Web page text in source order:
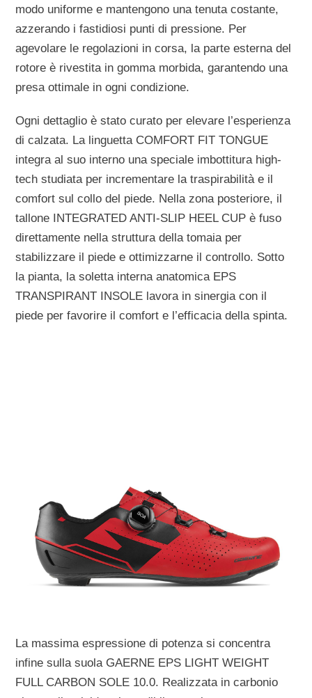
modo uniforme e mantengono una tenuta costante,
azzerando i fastidiosi punti di pressione. Per
agevolare le regolazioni in corsa, la parte esterna del
rotore è rivestita in gomma morbida, garantendo una
presa ottimale in ogni condizione.
Ogni dettaglio è stato curato per elevare l’esperienza
di calzata. La linguetta COMFORT FIT TONGUE
integra al suo interno una speciale imbottitura high-
tech studiata per incrementare la traspirabilità e il
comfort sul collo del piede. Nella zona posteriore, il
tallone INTEGRATED ANTI-SLIP HEEL CUP è fuso
direttamente nella struttura della tomaia per
stabilizzare il piede e ottimizzarne il controllo. Sotto
la pianta, la soletta interna anatomica EPS
TRANSPIRANT INSOLE lavora in sinergia con il
piede per favorire il comfort e l’efficacia della spinta.
La massima espressione di potenza si concentra
infine sulla suola GAERNE EPS LIGHT WEIGHT
FULL CARBON SOLE 10.0. Realizzata in carbonio